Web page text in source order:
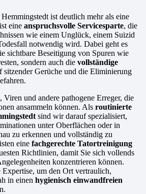
ist deutlich mehr als eine
eine anspruchsvolle Servicesparte, die
wie einem Unglück, einem Suizid
notwendig wird. Dabei geht es
sichtbare Beseitigung von Spuren wie
sondern auch die vollständige
sitzender Gerüche und die Eliminierung
und andere pathogene Erreger, die
ansammeln können. Als routinierte
sind wir darauf spezialisiert,
unter Oberflächen oder in
zu erkennen und vollständig zu
eine fachgerechte Tatortreinigung
Richtlinien, damit Sie sich vollends
konzentrieren können.
Expertise, um den Ort vertraulich,
in einen hygienisch einwandfreien